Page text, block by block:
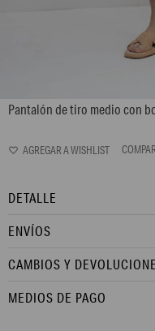
Pantalón de tiro medio con
DETALLE
ENVÍOS
CAMBIOS Y
MEDIOS DE PAGO